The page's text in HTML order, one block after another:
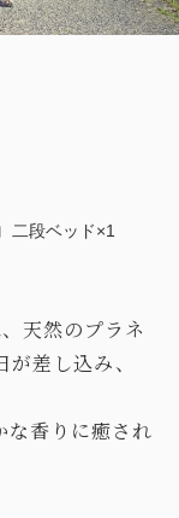
二段ベッド×1
天然のプラネ
差し込み、
な香りに癒され